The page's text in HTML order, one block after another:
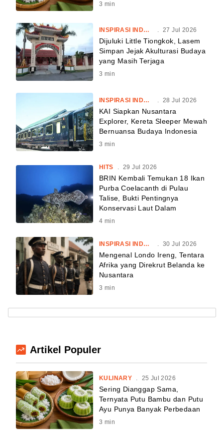
3 min
INSPIRASI INDONESIA . 27 Jul 2026
Dijuluki Little Tiongkok, Lasem
Simpan Jejak Akulturasi Budaya
yang Masih Terjaga
3 min
INSPIRASI INDONESIA 28 Jul 2026
KAI Siapkan Nusantara
Explorer, Kereta Sleeper Mewah
Bernuansa Budaya Indonesia
3 min
HITS 29 Jul 2026
BRIN Kembali Temukan 18 Ikan
Purba Coelacanth di Pulau
Talise, Bukti Pentingnya
Konservasi Laut Dalam
4 min
INSPIRASI INDONESIA 30 Jul 2026
Mengenal Londo Ireng, Tentara
Afrika yang Direkrut Belanda ke
Nusantara
3 min
Artikel Populer
KULINARY . 25 Jul 2026
Sering Dianggap Sama,
Ternyata Putu Bambu dan Putu
Ayu Punya Banyak Perbedaan
3 min